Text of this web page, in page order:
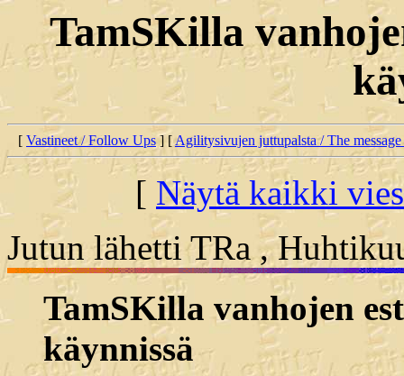
TamSKilla
[ Vastineet / Follow Ups] [Agilitysivujen juttupalsta / The
[ Näytä kaikki
Jutun lähetti TRa ,
TamSKilla vanhojen
käynnissä